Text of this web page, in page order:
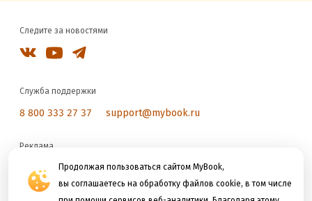
Продолжая пользоваться сайтом MyBook,
вы соглашаетесь на обработку файлов cookie, в том числе
Следите за новостями
Служба поддержки
8 800 333 27 37 support@mybook.ru
Реклама
reklama@litres.ru